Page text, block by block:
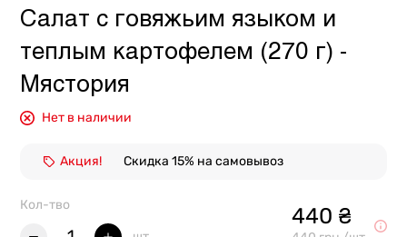
Салат с говяжьим языком и
теплым картофелем (270 г) -
Мястория
Нет в наличии
Акция! Скидка 15% на самовывоз
Кол-тво 440 ₴